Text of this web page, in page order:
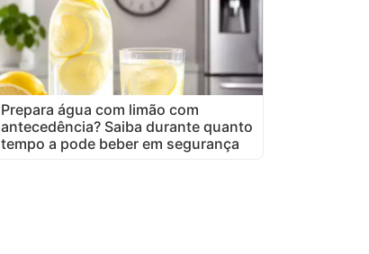
Prepara água com limão com
antecedência? Saiba durante quanto
tempo a pode beber em segurança